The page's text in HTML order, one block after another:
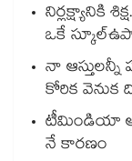
నిర్లక్ష్యానికి
ఒకే
నా
కోరిక వెనుక
టీమిండియా
నే కారణం